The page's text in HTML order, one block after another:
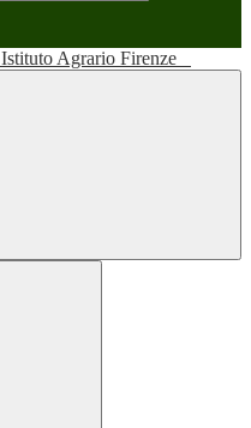
Istituto Agrario Firenze